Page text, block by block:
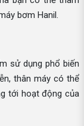
bơm Hanil.
sử dụng phổ biến
thân máy có thể
tới hoạt động của